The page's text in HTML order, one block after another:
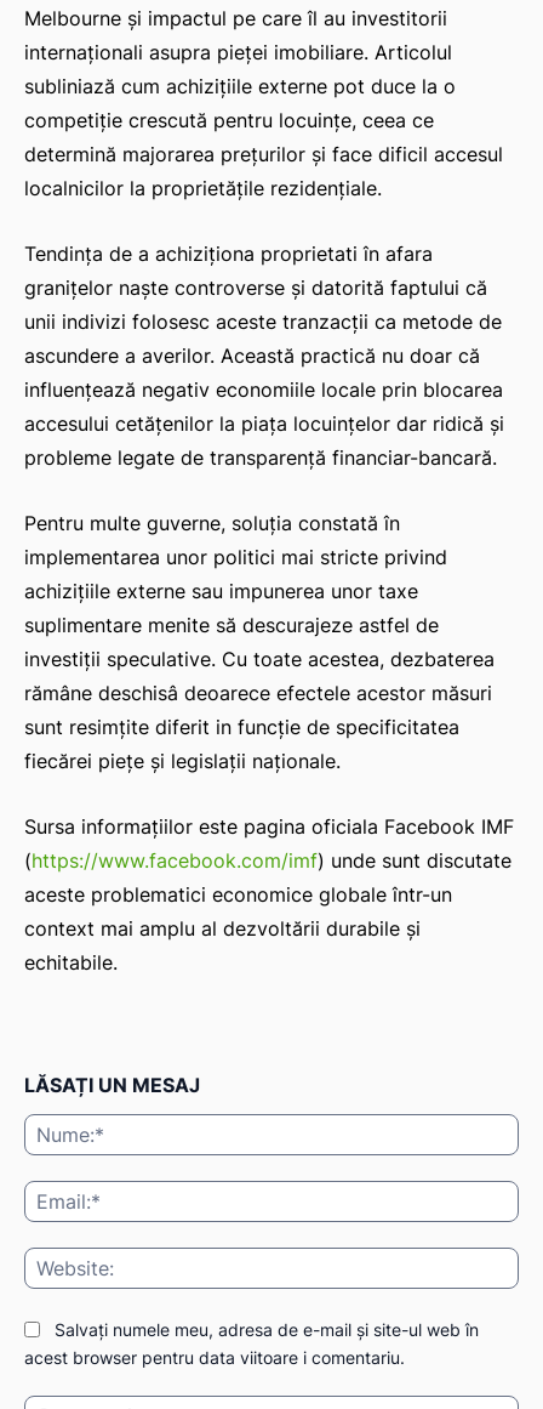
Melbourne și impactul pe care îl au investitorii
internaționali asupra pieței imobiliare. Articolul
subliniază cum achizițiile externe pot duce la o
competiție crescută pentru locuințe, ceea ce
determină majorarea prețurilor și face dificil accesul
localnicilor la proprietățile rezidențiale.
Tendința de a achiziționa proprietati în afara
granițelor naște controverse și datorită faptului că
unii indivizi folosesc aceste tranzacții ca metode de
ascundere a averilor. Această practică nu doar că
influențează negativ economiile locale prin blocarea
accesului cetățenilor la piața locuințelor dar ridică și
probleme legate de transparență financiar-bancară.
Pentru multe guverne, soluția constată în
implementarea unor politici mai stricte privind
achizițiile externe sau impunerea unor taxe
suplimentare menite să descurajeze astfel de
investiții speculative. Cu toate acestea, dezbaterea
rămâne deschisâ deoarece efectele acestor măsuri
sunt resimţite diferit in funcţie de specificitatea
fiecărei pieţe şi legislaţii naţionale.
Sursa informațiilor este pagina oficiala Facebook IMF
(https://www.facebook.com/imf) unde sunt discutate
aceste problematici economice globale într-un
context mai amplu al dezvoltării durabile şi
echitabile.
LĂSAȚI UN MESAJ
Salvați numele meu, adresa de e-mail și site-ul web în
acest browser pentru data viitoare i comentariu.